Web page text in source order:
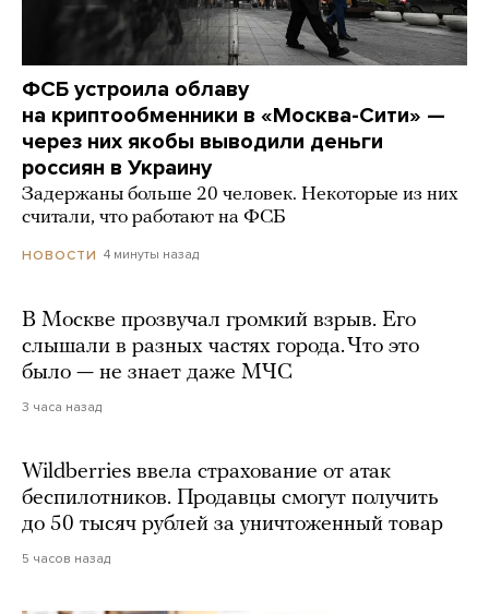
ФСБ устроила облаву
на криптообменники в «Москва-Сити» —
через них якобы выводили деньги
россиян в Украину
Задержаны больше 20 человек. Некоторые из них
считали, что работают на ФСБ
НОВОСТИ 4 минуты назад
В Москве прозвучал громкий взрыв. Его
слышали в разных частях города. Что это
было — не знает даже МЧС
3 часа назад
Wildberries ввела страхование от атак
беспилотников. Продавцы смогут получить
до 50 тысяч рублей за уничтоженный товар
5 часов назад